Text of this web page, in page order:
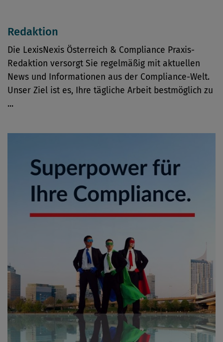
Redaktion
Die LexisNexis Österreich & Compliance Praxis-
Redaktion versorgt Sie regelmäßig mit aktuellen
News und Informationen aus der Compliance-Welt.
Unser Ziel ist es, Ihre tägliche Arbeit bestmöglich zu
...